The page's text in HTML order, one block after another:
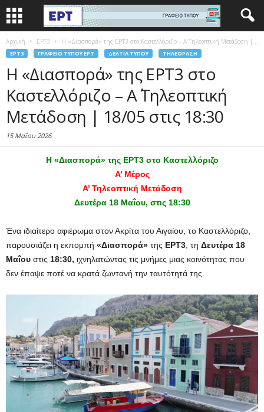
Αρχική EΡΤ3 Η «Διασπορά» της ΕΡΤ3 στο Καστελλόριζο – Α΄ Τηλεοπτική Μετάδοση |...
EΡΤ3 ΓΡΑΦΕΊΟ ΤΎΠΟΥ ΕΡΤ ΔΕΛΤΊΑ ΤΎΠΟΥ ΤΗΛΕΌΡΑΣΗ
Η «Διασπορά» της ΕΡΤ3 στο
Καστελλόριζο – Α΄ Τηλεοπτική
Μετάδοση | 18/05 στις 18:30
15 Μαΐου 2026
Η «Διασπορά» της ΕΡΤ3 στο Καστελλόριζο
Α’ Μέρος
Α’ Τηλεοπτική Μετάδοση
Δευτέρα 18 Μαΐου, στις 18:30
Ένα ιδιαίτερο αφιέρωμα στον Ακρίτα του Αιγαίου, το Καστελλόριζο,
παρουσιάζει η εκπομπή «Διασπορά» της ΕΡΤ3 , τη Δευτέρα 18
Μαΐου στις 18:30, ιχνηλατώντας τις μνήμες μιας κοινότητας που
δεν έπαψε ποτέ να κρατά ζωντανή την ταυτότητά της.